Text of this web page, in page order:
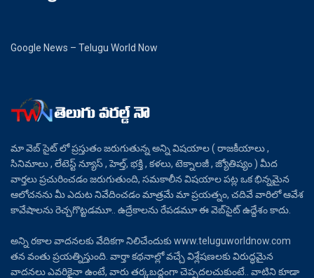
Google News – Telugu World Now
మా వెబ్ సైట్ లో ప్రస్తుతం జరుగుతున్న అన్ని విషయాల ( రాజకీయాలు ,
సినిమాలు , లేటెస్ట్ న్యూస్ , హెల్త్, భక్తి , కళలు, టెక్నాలజీ , జ్యోతిష్యం ) మీద
వార్తలు ప్రచురించడం జరుగుతుంది, సమకాలీన విషయాల పట్ల ఒక భిన్నమైన
ఆలోచనను మీ ఎదుట నివేదించడం మాత్రమే మా ప్రయత్నం, చదివే వారిలో ఆవేశ
కావేషాలను రెచ్చగొట్టడమూ.. ఉద్రేకాలను రేపడమూ ఈ వెబ్‌సైట్ ఉద్దేశం కాదు.
అన్ని రకాల వాదనలకు వేదికగా నిలిచేందుకు www.teluguworldnow.com
తన వంతు ప్రయత్నిస్తుంది. వార్తా కథనాల్లో వచ్చే విశ్లేషణలకు విరుద్ధమైన
వాదనలు ఎవరికైనా ఉంటే, వారు తర్కబద్ధంగా చెప్పదలచుకుంటే.. వాటిని కూడా